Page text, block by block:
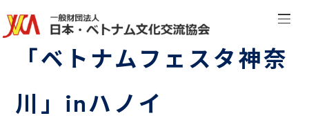
「ベトナムフェスタ神奈
川」inハノイ